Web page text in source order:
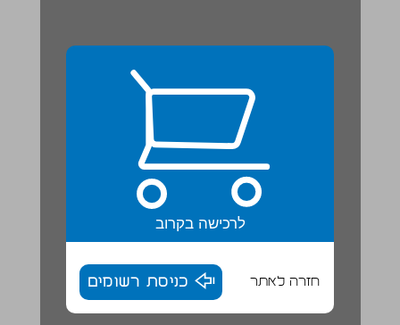
לרכישה בקרוב
חזרה לאתר כניסת רשומים